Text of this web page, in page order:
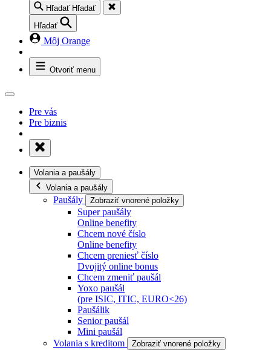
Hľadať Hľadať
Hľadať
Môj Orange
Otvoriť menu
Pre vás
Pre biznis
Volania a paušály
Volania a paušály
Paušály Zobraziť vnorené položky
Super paušály
Online benefity
Chcem nové číslo
Online benefity
Chcem preniesť číslo
Dvojitý online bonus
Chcem zmeniť paušál
Yoxo paušál
(pre ISIC, ITIC, EURO<26)
Paušálik
Senior paušál
Mini paušál
Volania s kreditom
Zobraziť vnorené položky